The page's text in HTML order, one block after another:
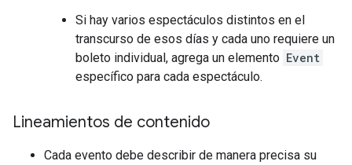
Si hay varios espectáculos distintos en el
transcurso de esos días y cada uno requiere un
boleto individual, agrega un elemento Event
específico para cada espectáculo.
Lineamientos de contenido
Cada evento debe describir de manera precisa su